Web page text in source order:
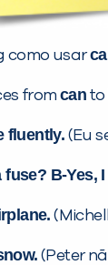
como usar
from can to
fluently. (Eu
B-Yes,
(Peter